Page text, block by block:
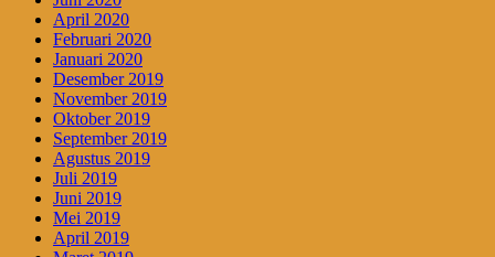
April 2020
Februari 2020
Januari 2020
Desember 2019
November 2019
Oktober 2019
September 2019
Agustus 2019
Juli 2019
Juni 2019
Mei 2019
April 2019